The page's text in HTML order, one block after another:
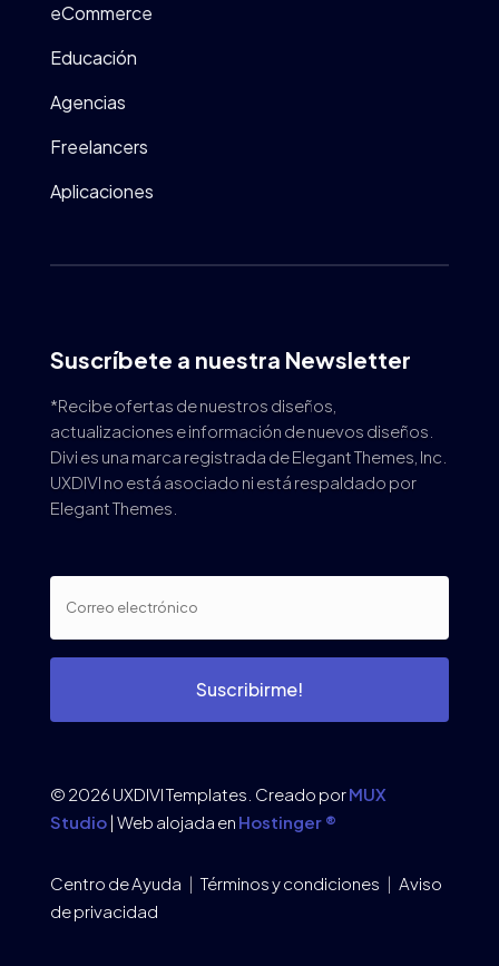
eCommerce
Educación
Agencias
Freelancers
Aplicaciones
Suscríbete a nuestra Newsletter
*Recibe ofertas de nuestros diseños,
actualizaciones e información de nuevos diseños.
Divi es una marca registrada de Elegant Themes, Inc.
UXDIVI no está asociado ni está respaldado por
Elegant Themes.
Suscribirme!
© 2026 UXDIVI Templates. Creado porMUX
Studio| Web alojada en Hostinger ®
Centro de Ayuda | Términos y condiciones | Aviso
de privacidad